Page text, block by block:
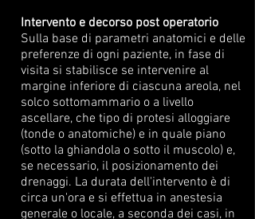
Intervento e decorso post operatorio
Sulla base di parametri anatomici e delle
preferenze di ogni paziente, in fase di
visita si stabilisce se intervenire al
margine inferiore di ciascuna areola, nel
solco sottomammario o a livello
ascellare, che tipo di protesi alloggiare
(tonde o anatomiche) e in quale piano
(sotto la ghiandola o sotto il muscolo) e,
se necessario, il posizionamento dei
drenaggi. La durata dell'intervento è di
circa un'ora e si effettua in anestesia
generale o locale, a seconda dei casi, in